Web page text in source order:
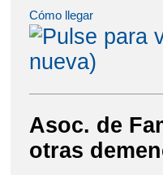
Cómo llegar
Asoc. de
otras